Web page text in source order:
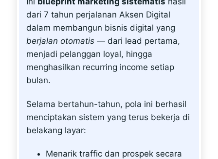
dari 7 tahun perjalanan Aksen Digital
dalam membangun bisnis digital yang
berjalan otomatis — dari lead pertama,
menjadi pelanggan loyal, hingga
menghasilkan recurring income setiap
bulan.
Selama bertahun-tahun, pola ini berhasil
menciptakan sistem yang terus bekerja di
belakang layar:
Menarik traffic dan prospek secara